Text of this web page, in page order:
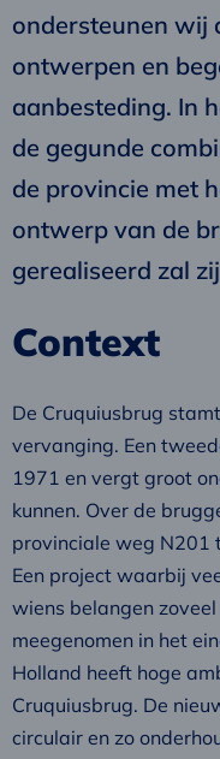
ondersteunen wij
ontwerpen en
aanbesteding. In
de gegunde
de provincie met
ontwerp van de
gerealiseerd zal
Context
De Cruquiusbrug
vervanging. Een
1971 en vergt groot
kunnen. Over de
provinciale weg N201
Een project waarbij
wiens belangen
meegenomen in het
Holland heeft hoge
Cruquiusbrug. De
circulair en zo